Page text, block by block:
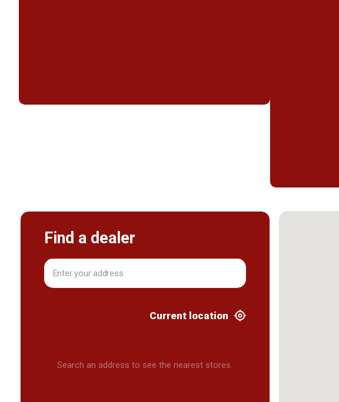
Find a dealer
Current location
Search an address to see the nearest stores.